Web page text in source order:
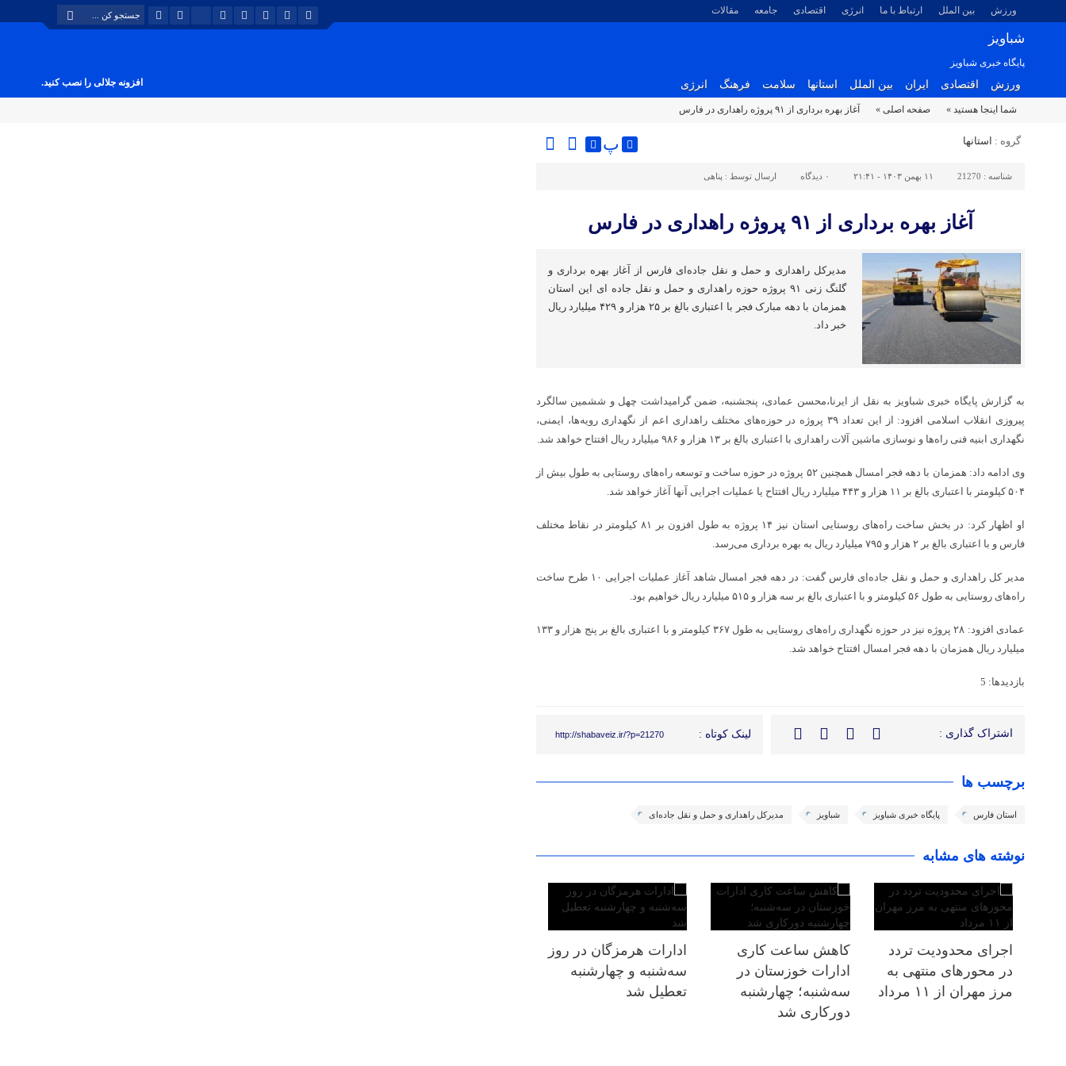
ورزش بین الملل ارتباط با ما انرژی اقتصادی جامعه مقالات
شباویز
پایگاه خبری شباویز
ورزش اقتصادی ایران بین الملل استانها سلامت فرهنگ انرژی افزونه جلالی را نصب کنید.
شما اینجا هستید » صفحه اصلی » آغاز بهره برداری از ۹۱ پروژه راهداری در فارس
گروه : استانها پ
شناسه : 21270 ۱۱ بهمن ۱۴۰۳ - ۲۱:۴۱ ۰ دیدگاه ارسال توسط : پناهی
آغاز بهره برداری از ۹۱ پروژه راهداری در فارس
مدیرکل راهداری و حمل و نقل جاده‌ای فارس از آغاز بهره برداری و
گلنگ زنی ۹۱ پروژه حوزه راهداری و حمل و نقل جاده ای این استان
همزمان با دهه مبارک فجر با اعتباری بالغ بر ۲۵ هزار و ۴۲۹ میلیارد ریال
خبر داد.
به گزارش پایگاه خبری شباویز به نقل از ایرنا،محسن عمادی، پنجشنبه، ضمن گرامیداشت چهل و ششمین سالگرد
پیروزی انقلاب اسلامی افزود: از این تعداد ۳۹ پروژه در حوزه‌های مختلف راهداری اعم از نگهداری رویه‌ها، ایمنی،
نگهداری ابنیه فنی راه‌ها و نوسازی ماشین آلات راهداری با اعتباری بالغ بر ۱۳ هزار و ۹۸۶ میلیارد ریال افتتاح خواهد شد.
وی ادامه داد: همزمان با دهه فجر امسال همچنین ۵۲ پروژه در حوزه ساخت و توسعه راه‌های روستایی به طول بیش از
۵۰۴ کیلومتر با اعتباری بالغ بر ۱۱ هزار و ۴۴۳ میلیارد ریال افتتاح یا عملیات اجرایی آنها آغاز خواهد شد.
او اظهار کرد: در بخش ساخت راه‌های روستایی استان نیز ۱۴ پروژه به طول افزون بر ۸۱ کیلومتر در نقاط مختلف
فارس و با اعتباری بالغ بر ۲ هزار و ۷۹۵ میلیارد ریال به بهره برداری می‌رسد.
مدیر کل راهداری و حمل و نقل جاده‌ای فارس گفت: در دهه فجر امسال شاهد آغاز عملیات اجرایی ۱۰ طرح ساخت
راه‌های روستایی به طول ۵۶ کیلومتر و با اعتباری بالغ بر سه هزار و ۵۱۵ میلیارد ریال خواهیم بود.
عمادی افزود: ۲۸ پروژه نیز در حوزه نگهداری راه‌های روستایی به طول ۳۶۷ کیلومتر و با اعتباری بالغ بر پنج هزار و ۱۳۳
میلیارد ریال همزمان با دهه فجر امسال افتتاح خواهد شد.
بازدیدها: 5
اشتراک گذاری : لینک کوتاه : http://shabaveiz.ir/?p=21270
برچسب ها
استان فارس پایگاه خبری شباویز شباویز مدیرکل راهداری و حمل و نقل جاده‌ای
نوشته های مشابه
اجرای محدودیت تردد
در محورهای منتهی به
مرز مهران از ۱۱ مرداد
کاهش ساعت کاری
ادارات خوزستان در
سه‌شنبه؛ چهارشنبه
دورکاری شد
ادارات هرمزگان در روز
سه‌شنبه و چهارشنبه
تعطیل شد